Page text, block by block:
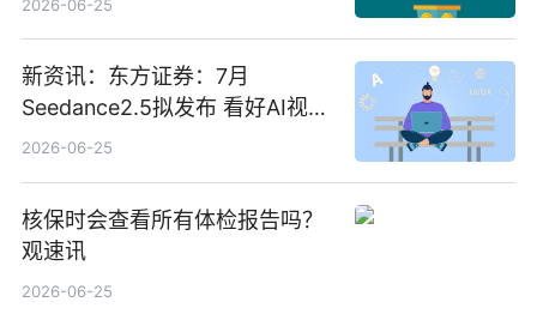
2026-06-25
新资讯：东方证券：7月
Seedance2.5拟发布 看好AI视频
创作工作流进一步提效
2026-06-25
核保时会查看所有体检报告吗？
观速讯
2026-06-25